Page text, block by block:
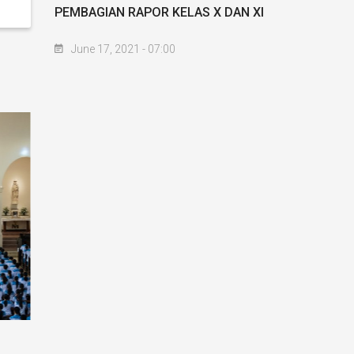
PEMBAGIAN RAPOR KELAS X DAN XI
June 17, 2021 - 07:00